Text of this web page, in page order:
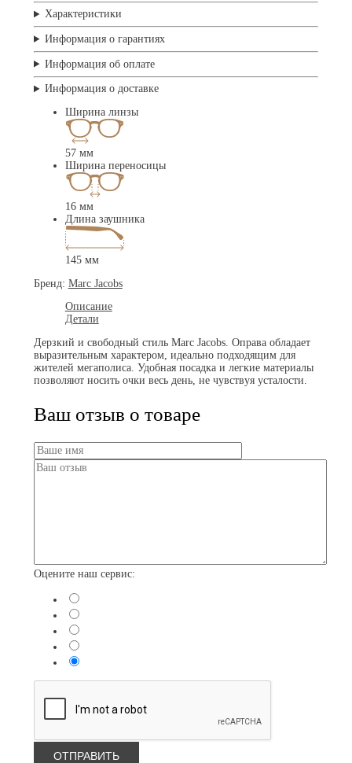
Характеристики
Информация о гарантиях
Информация об оплате
Информация о доставке
Ширина линзы
57 мм
Ширина переносицы
16 мм
Длина заушника
145 мм
Бренд: Marc Jacobs
Описание
Детали
Дерзкий и свободный стиль Marc Jacobs. Оправа обладает
выразительным характером, идеально подходящим для
жителей мегаполиса. Удобная посадка и легкие материалы
позволяют носить очки весь день, не чувствуя усталости.
Ваш отзыв о товаре
Оцените наш сервис: